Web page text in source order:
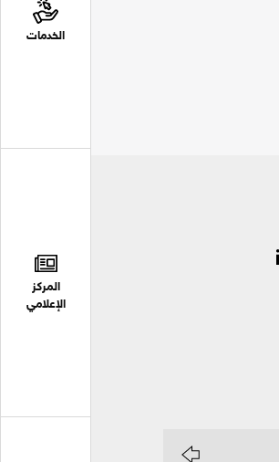
الخدمات
المركز
الإعلامي